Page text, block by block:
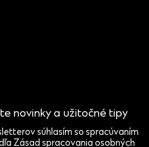
novinky a užitočné tipy
súhlasím so spracúvaním
Zásad spracovania osobných